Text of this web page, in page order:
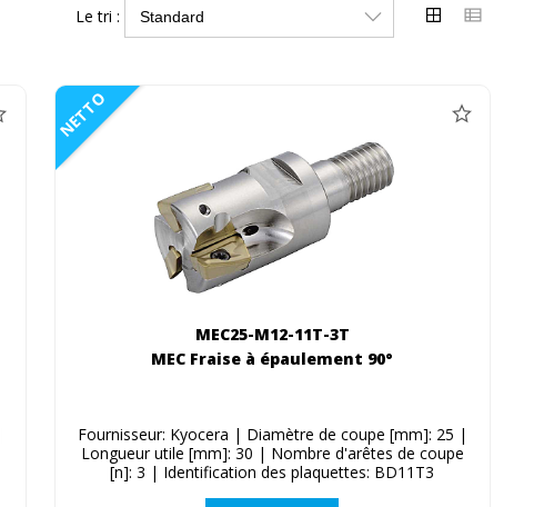
Le tri :
NETTO
MEC25-M12-11T-3T
MEC Fraise à épaulement 90°
Fournisseur: Kyocera | Diamètre de coupe [mm]: 25 |
Longueur utile [mm]: 30 | Nombre d'arêtes de coupe
[n]: 3 | Identification des plaquettes: BD11T3